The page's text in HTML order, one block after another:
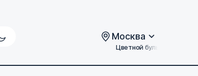
Москва
Цветной бульвар, дом 2